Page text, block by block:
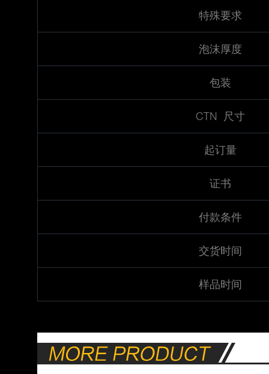
特殊要求
泡沫厚度
包装
CTN 尺寸
起订量
证书
付款条件
交货时间
样品时间